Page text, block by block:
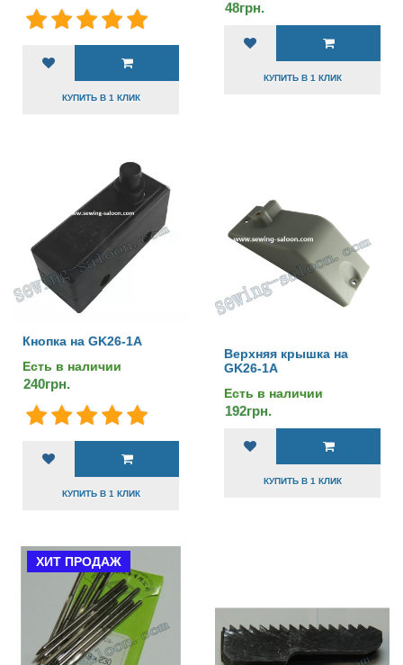
КУПИТЬ В 1 КЛИК
48грн.
КУПИТЬ В 1 КЛИК
Кнопка на GK26-1A
Есть в наличии
240грн.
КУПИТЬ В 1 КЛИК
Верхняя крышка на
GK26-1A
Есть в наличии
192грн.
КУПИТЬ В 1 КЛИК
ХИТ ПРОДАЖ